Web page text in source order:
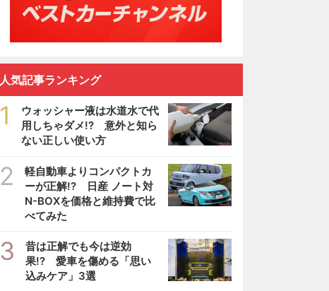
人気記事ランキング
1
ウォッシャー液は水道水で代
用しちゃダメ!? 意外と知ら
ない正しい使い方
2
軽自動車よりコンパクトカ
ーが正解!? 日産 ノート対
N-BOXを価格と維持費で比
べてみた
3
昔は正解でも今は逆効
果!? 愛車を傷める「思い
込みケア」3選